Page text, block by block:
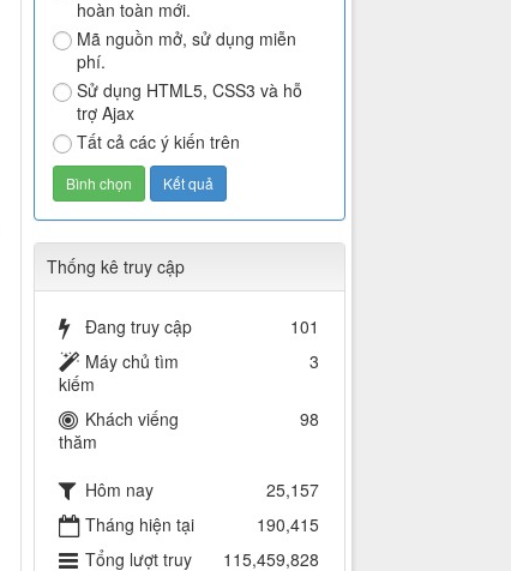
hoàn toàn mới.
Mã nguồn mở, sử dụng miễn
phí.
Sử dụng HTML5, CSS3 và hỗ
trợ Ajax
Tất cả các ý kiến trên
Thống kê truy cập
Đang truy cập
101
Máy chủ tìm
kiếm
3
Khách viếng
thăm
98
Hôm nay
25,157
Tháng hiện tại
190,415
Tổng lượt truy
115,459,828